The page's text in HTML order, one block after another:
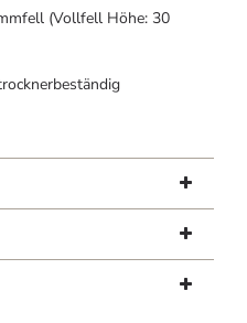
(Vollfell Höhe: 30